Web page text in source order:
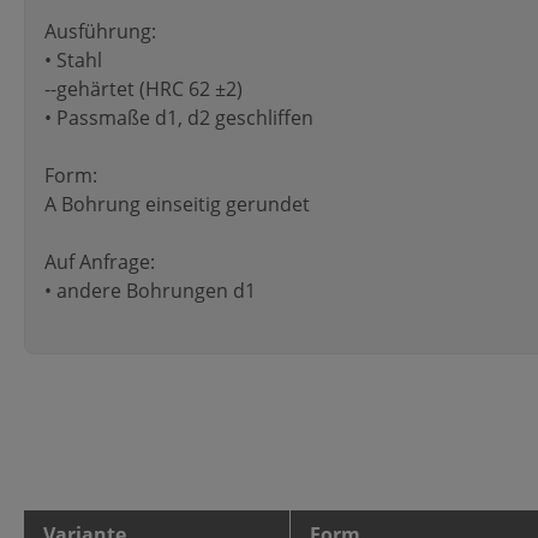
Ausführung:
• Stahl
--gehärtet (HRC 62 ±2)
• Passmaße d1, d2 geschliffen
Form:
A Bohrung einseitig gerundet
Auf Anfrage:
• andere Bohrungen d1